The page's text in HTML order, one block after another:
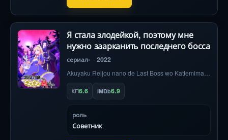
Я стала злодейкой, поэтому мне
нужно заарканить последнего босса
сериал 2022
КП6.6 IMDb6.9
роль
Советник